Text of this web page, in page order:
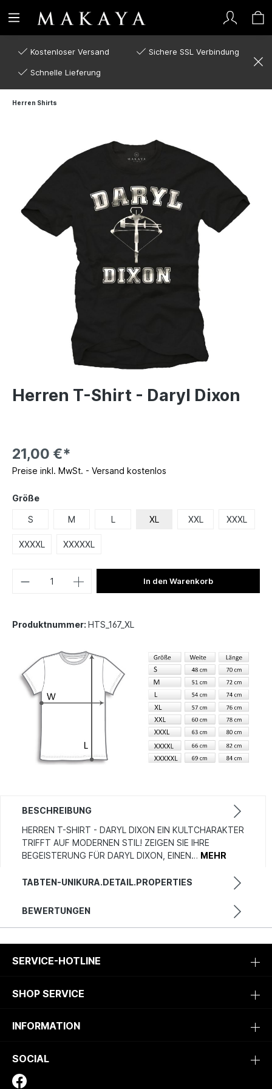
Kostenloser Versand Sichere SSL Verbindung
Schnelle Lieferung
Herren Shirts
Herren T-Shirt - Daryl Dixon
21,00 €*
Preise inkl. MwSt. - Versand kostenlos
Größe
S M L XL XXL XXXL
XXXXL XXXXXL
In den Warenkorb
Produktnummer: HTS_167_XL
BESCHREIBUNG
HERREN T-SHIRT - DARYL DIXON EIN KULTCHARAKTER
TRIFFT AUF MODERNEN STIL! ZEIGEN SIE IHRE
BEGEISTERUNG FÜR DARYL DIXON, EINEN… MEHR
TABTEN-UNIKURA.DETAIL.PROPERTIES
BEWERTUNGEN
SERVICE-HOTLINE
SHOP SERVICE
INFORMATION
SOCIAL